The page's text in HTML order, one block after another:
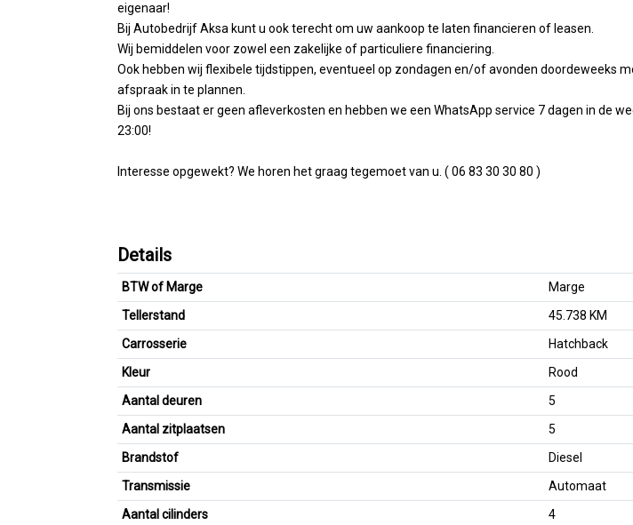
eigenaar!
Bij Autobedrijf Aksa kunt u ook terecht om uw aankoop te laten financieren of leasen.
Wij bemiddelen voor zowel een zakelijke of particuliere financiering.
Ook hebben wij flexibele tijdstippen, eventueel op zondagen en/of avonden doordeweeks
afspraak in te plannen.
Bij ons bestaat er geen afleverkosten en hebben we een WhatsApp service 7 dagen in de
23:00!
Interesse opgewekt? We horen het graag tegemoet van u. ( 06 83 30 30 80 )
Details
BTW of Marge
Marge
Tellerstand
45.738 KM
Carrosserie
Hatchback
Kleur
Rood
Aantal deuren
5
Aantal zitplaatsen
5
Brandstof
Diesel
Transmissie
Automaat
Aantal cilinders
4